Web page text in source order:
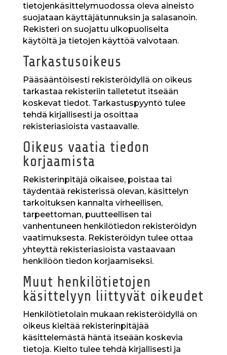
tietojenkäsittelymuodossa oleva aineisto
suojataan käyttäjätunnuksin ja salasanoin.
Rekisteri on suojattu ulkopuoliselta
käytöltä ja tietojen käyttöä valvotaan.
Tarkastusoikeus
Pääsääntöisesti rekisteröidyllä on oikeus
tarkastaa rekisteriin talletetut itseään
koskevat tiedot. Tarkastuspyyntö tulee
tehdä kirjallisesti ja osoittaa
rekisteriasioista vastaavalle.
Oikeus vaatia tiedon
korjaamista
Rekisterinpitäjä oikaisee, poistaa tai
täydentää rekisterissä olevan, käsittelyn
tarkoituksen kannalta virheellisen,
tarpeettoman, puutteellisen tai
vanhentuneen henkilötiedon rekisteröidyn
vaatimuksesta. Rekisteröidyn tulee ottaa
yhteyttä rekisteriasioista vastaavaan
henkilöön tiedon korjaamiseksi.
Muut henkilötietojen
käsittelyyn liittyvät oikeudet
Henkilötietolain mukaan rekisteröidyllä on
oikeus kieltää rekisterinpitäjää
käsittelemästä häntä itseään koskevia
tietoja. Kielto tulee tehdä kirjallisesti ja